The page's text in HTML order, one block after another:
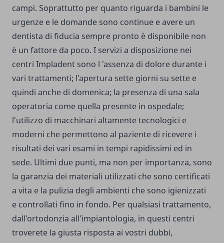
campi. Soprattutto per quanto riguarda i bambini le
urgenze e le domande sono continue e avere un
dentista di fiducia sempre pronto è disponibile non
è un fattore da poco. I servizi a disposizione nei
centri Impladent sono l 'assenza di dolore durante i
vari trattamenti; l'apertura sette giorni su sette e
quindi anche di domenica; la presenza di una sala
operatoria come quella presente in ospedale;
l'utilizzo di macchinari altamente tecnologici e
moderni che permettono al paziente di ricevere i
risultati dei vari esami in tempi rapidissimi ed in
sede. Ultimi due punti, ma non per importanza, sono
la garanzia dei materiali utilizzati che sono certificati
a vita e la pulizia degli ambienti che sono igienizzati
e controllati fino in fondo. Per qualsiasi trattamento,
dall'ortodonzia all'impiantologia, in questi centri
troverete la giusta risposta ai vostri dubbi,